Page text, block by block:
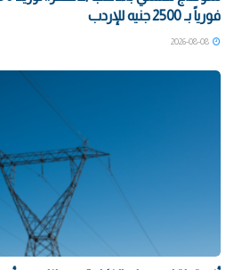
فورياً بـ 2500 جنيه للإردب